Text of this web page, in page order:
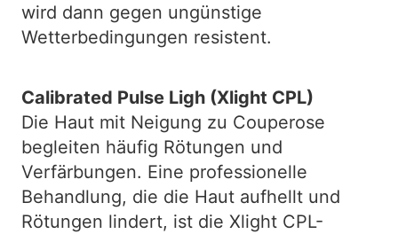
wird dann gegen ungünstige
Wetterbedingungen resistent.
Calibrated Pulse Ligh (Xlight CPL)
Die Haut mit Neigung zu Couperose
begleiten häufig Rötungen und
Verfärbungen. Eine professionelle
Behandlung, die die Haut aufhellt und
Rötungen lindert, ist die Xlight CPL-